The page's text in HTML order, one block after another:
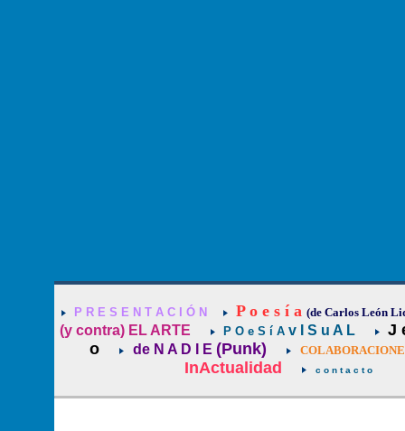
P R E S E N T A C I Ó N P o e s í a (de Carlos León
(y contra) EL ARTE P O e S í Av I S u A L
J
o
de N A D I E (Punk)
InActualidad c o n t a c t o